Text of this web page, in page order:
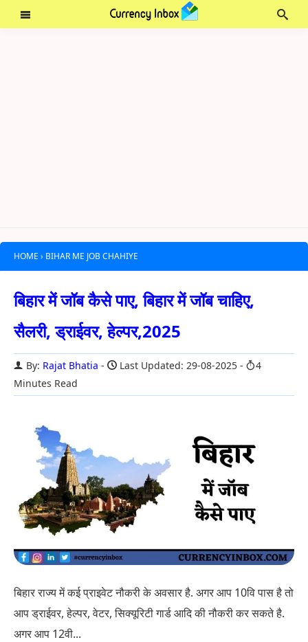
HOME › BIHAR ME JOB CHAHIYE
बिहार में जॉब कैसे पाए, बिहार में जॉब चाहिए,
सैलरी, ड्राईवर, हेल्पर,2025
By: Rajat Bhatia Last Updated: 29-08-2025
4
Minutes Read
बिहार राज्य में कई प्राइवेट नौकरी के अवसार है. अगर आप 10वि पास है तो
आप ड्राईवर, हेल्पर, वेटर, सिक्यूरिटी गार्ड आदि की नौकरी कर सकते है.
अगर आप 12वी...